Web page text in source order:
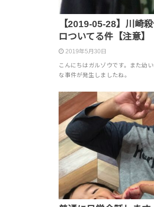
【2019-05-28】川崎
ロついてる件【注意】
2019年5月30日
こんにちはガルゾウです。また幼
な事件が発生しましたね。